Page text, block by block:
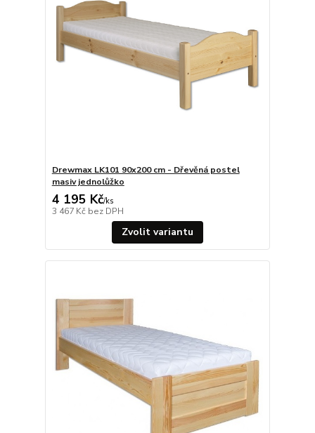
Drewmax LK101 90x200 cm - Dřevěná postel
masiv jednolůžko
4 195 Kč/ks
3 467 Kč bez DPH
Zvolit variantu